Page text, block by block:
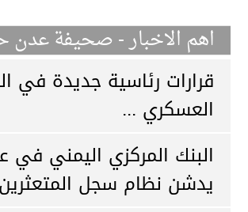
اهم الاخبار - صحيفة عدن
قرارات رئاسية جديدة في
العسكري ...
البنك المركزي اليمني في
يدشن نظام سجل